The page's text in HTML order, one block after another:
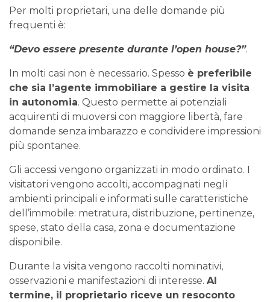
Per molti proprietari, una delle domande più
frequenti è:
“Devo essere presente durante l’open house?”.
In molti casi non è necessario. Spesso è preferibile
che sia l’agente immobiliare a gestire la visita
in autonomia. Questo permette ai potenziali
acquirenti di muoversi con maggiore libertà, fare
domande senza imbarazzo e condividere impressioni
più spontanee.
Gli accessi vengono organizzati in modo ordinato. I
visitatori vengono accolti, accompagnati negli
ambienti principali e informati sulle caratteristiche
dell’immobile: metratura, distribuzione, pertinenze,
spese, stato della casa, zona e documentazione
disponibile.
Durante la visita vengono raccolti nominativi,
osservazioni e manifestazioni di interesse. Al
termine, il proprietario riceve un resoconto